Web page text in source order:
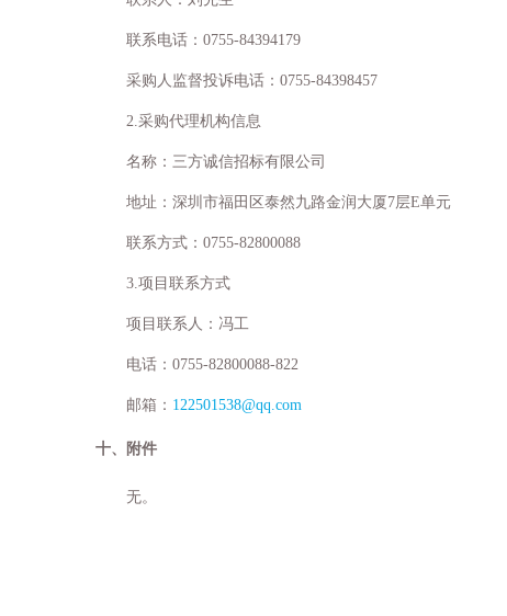
联系电话： 0755-84394179
采购人监督投诉电话： 0755-84398457
2.采购代理机构信息
名称：三方诚信招标有限公司
地址：深圳市福田区泰然九路金润大厦 7层E单元
联系方式： 0755-82800088
3.项目联系方式
项目联系人：冯工
电话： 0755-82800088-822
邮箱： 122501538@qq.com
十、附件
无。